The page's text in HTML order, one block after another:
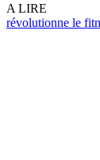
A LIRE
révolutionne le